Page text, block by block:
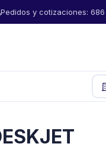
Pedidos y cotizaciones: 686